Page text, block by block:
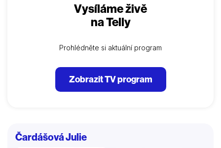
Vysíláme živě
na Telly
Prohlédněte si aktuální program
Zobrazit TV program
Čardášová Julie